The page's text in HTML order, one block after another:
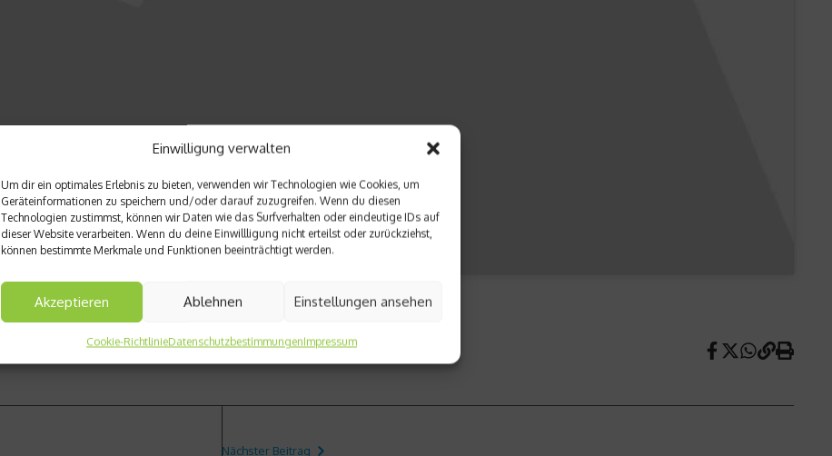
Einwilligung verwalten
Um dir ein optimales Erlebnis zu bieten, verwenden wir Technologien wie Cookies, um
Geräteinformationen zu speichern und/oder darauf zuzugreifen. Wenn du diesen
Technologien zustimmst, können wir Daten wie das Surfverhalten oder eindeutige IDs auf
dieser Website verarbeiten. Wenn du deine Einwillligung nicht erteilst oder zurückziehst,
können bestimmte Merkmale und Funktionen beeinträchtigt werden.
Akzeptieren Ablehnen Einstellungen ansehen
Cookie-RichtlinieDatenschutzbestimmungenImpressum
Nächster Beitrag